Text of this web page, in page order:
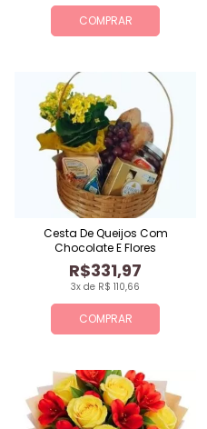
COMPRAR
COMPRAR
3x de R$ 110,66
R$331,97
Cesta De Queijos Com
Chocolate E Flores